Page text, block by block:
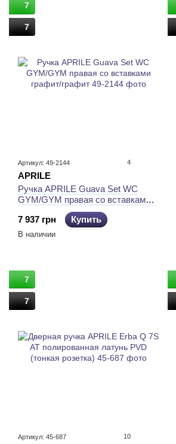
7
7
Артикул: 49-2144 4
APRILE
Ручка APRILE Guava Set WC
GYM/GYM правая со вставками
графит/графит
7 937 грн
Купить
В наличии
7
7
Артикул: 45-687 10